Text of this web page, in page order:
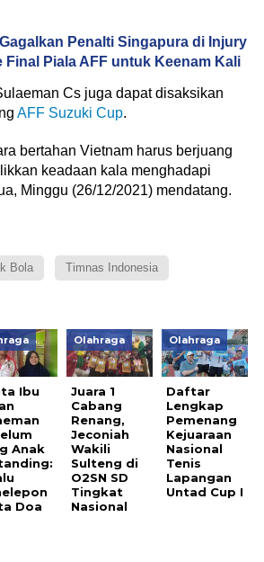
Penalti Singapura di Injury
Final Piala AFF untuk Keenam Kali
Cs juga dapat disaksikan
AFF Suzuki Cup.
bertahan Vietnam harus berjuang
keadaan kala menghadapi
Minggu (26/12/2021) mendatang.
Bola Timnas Indonesia
Ibu
Anak
Doa
Olahraga
Juara 1
Cabang
Renang,
Jeconiah
Wakili
Sulteng di
O2SN SD
Tingkat
Nasional
Olahraga
Daftar
Lengkap
Pemenang
Kejuaraan
Nasional
Tenis
Lapangan
Untad Cup I